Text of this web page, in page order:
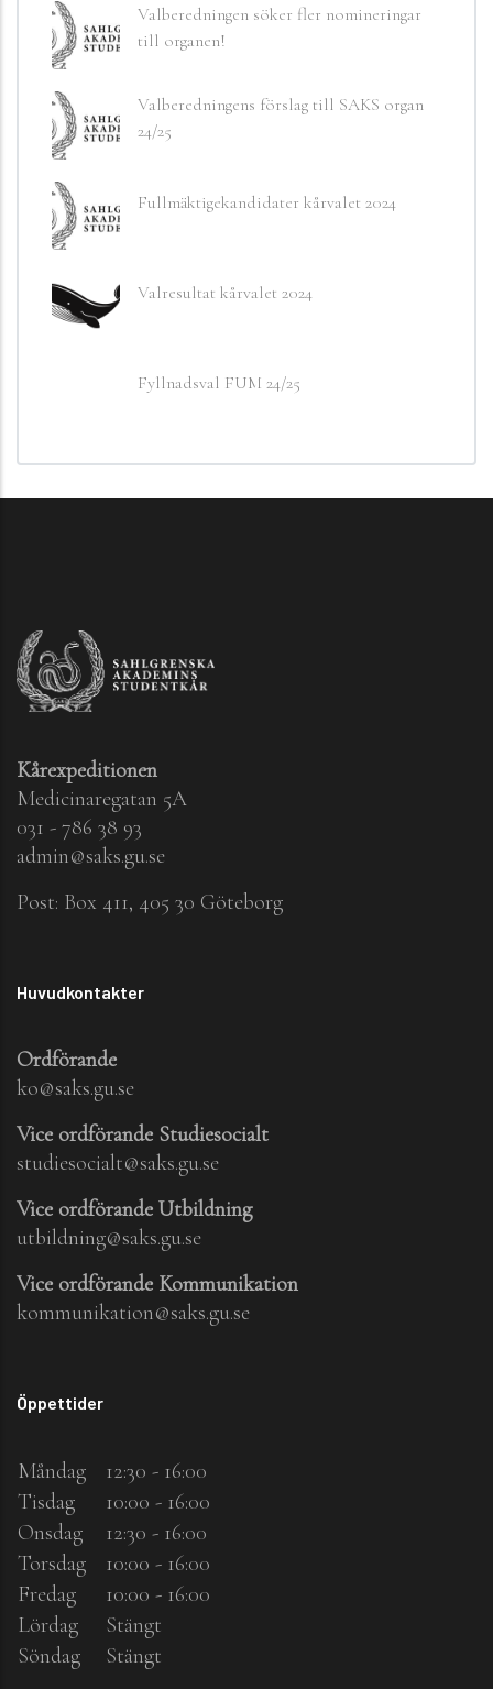
Valberedningen söker fler nomineringar
till organen!
Valberedningens förslag till SAKS organ
24/25
Fullmäktigekandidater kårvalet 2024
Valresultat kårvalet 2024
Fyllnadsval FUM 24/25
Kårexpeditionen
Medicinaregatan 5A
031 - 786 38 93
admin@saks.gu.se
Post: Box 411, 405 30 Göteborg
Huvudkontakter
Ordförande
ko@saks.gu.se
Vice ordförande Studiesocialt
studiesocialt@saks.gu.se
Vice ordförande Utbildning
utbildning@saks.gu.se
Vice ordförande Kommunikation
kommunikation@saks.gu.se
Öppettider
Måndag
12:30 - 16:00
Tisdag
10:00 - 16:00
Onsdag
12:30 - 16:00
Torsdag
10:00 - 16:00
Fredag
10:00 - 16:00
Lördag
Stängt
Söndag
Stängt